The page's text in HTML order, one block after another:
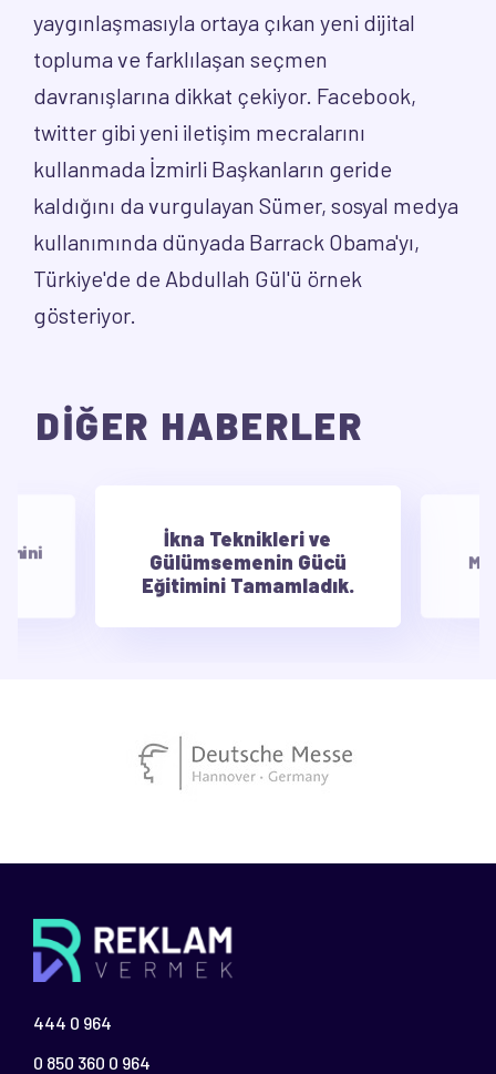
yaygınlaşmasıyla ortaya çıkan yeni dijital
topluma ve farklılaşan seçmen
davranışlarına dikkat çekiyor. Facebook,
twitter gibi yeni iletişim mecralarını
kullanmada İzmirli Başkanların geride
kaldığını da vurgulayan Sümer, sosyal medya
kullanımında dünyada Barrack Obama'yı,
Türkiye'de de Abdullah Gül'ü örnek
gösteriyor.
DİĞER HABERLER
İkna Teknikleri ve
Gülümsemenin Gücü
Eğitimini Tamamladık.
444 0 964
0 850 360 0 964